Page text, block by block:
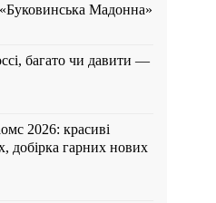
Мадонна»
багато чи давити —
2026: красиві
добірка гарних нових